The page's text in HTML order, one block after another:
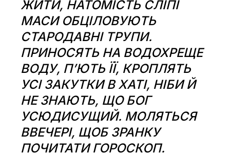
ЖИТИ, НАТОМІСТЬ СЛІПІ
МАСИ ОБЦІЛОВУЮТЬ
СТАРОДАВНІ ТРУПИ.
ПРИНОСЯТЬ НА ВОДОХРЕЩЕ
ВОДУ, П’ЮТЬ ЇЇ, КРОПЛЯТЬ
УСІ ЗАКУТКИ В ХАТІ, НІБИ Й
НЕ ЗНАЮТЬ, ЩО БОГ
УСЮДИСУЩИЙ. МОЛЯТЬСЯ
ВВЕЧЕРІ, ЩОБ ЗРАНКУ
ПОЧИТАТИ ГОРОСКОП.